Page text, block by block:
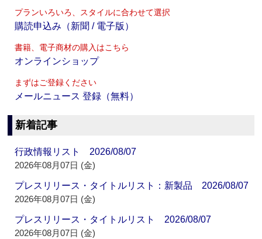
プランいろいろ、スタイルに合わせて選択
購読申込み（新聞 / 電子版）
書籍、電子商材の購入はこちら
オンラインショップ
まずはご登録ください
メールニュース 登録（無料）
新着記事
行政情報リスト 2026/08/07
2026年08月07日 (金)
プレスリリース・タイトルリスト：新製品 2026/08/07
2026年08月07日 (金)
プレスリリース・タイトルリスト 2026/08/07
2026年08月07日 (金)